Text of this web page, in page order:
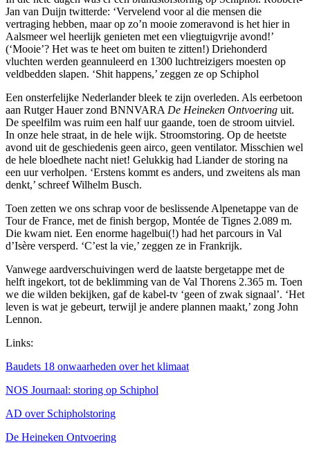
Jan van Duijn twitterde: ‘Vervelend voor al die mensen die
vertraging hebben, maar op zo’n mooie zomeravond is het hier in
Aalsmeer wel heerlijk genieten met een vliegtuigvrije avond!’
(‘Mooie’? Het was te heet om buiten te zitten!) Driehonderd
vluchten werden geannuleerd en 1300 luchtreizigers moesten op
veldbedden slapen. ‘Shit happens,’ zeggen ze op Schiphol
Een onsterfelijke Nederlander bleek te zijn overleden. Als eerbetoon
aan Rutger Hauer zond BNNVARA De Heineken Ontvoering uit.
De speelfilm was ruim een half uur gaande, toen de stroom uitviel.
In onze hele straat, in de hele wijk. Stroomstoring. Op de heetste
avond uit de geschiedenis geen airco, geen ventilator. Misschien wel
de hele bloedhete nacht niet! Gelukkig had Liander de storing na
een uur verholpen. ‘Erstens kommt es anders, und zweitens als man
denkt,’ schreef Wilhelm Busch.
Toen zetten we ons schrap voor de beslissende Alpenetappe van de
Tour de France, met de finish bergop, Montée de Tignes 2.089 m.
Die kwam niet. Een enorme hagelbui(!) had het parcours in Val
d’Isère versperd. ‘C’est la vie,’ zeggen ze in Frankrijk.
Vanwege aardverschuivingen werd de laatste bergetappe met de
helft ingekort, tot de beklimming van de Val Thorens 2.365 m. Toen
we die wilden bekijken, gaf de kabel-tv ‘geen of zwak signaal’. ‘Het
leven is wat je gebeurt, terwijl je andere plannen maakt,’ zong John
Lennon.
Links:
Baudets 18 onwaarheden over het klimaat
NOS Journaal: storing op Schiphol
AD over Schipholstoring
De Heineken Ontvoering